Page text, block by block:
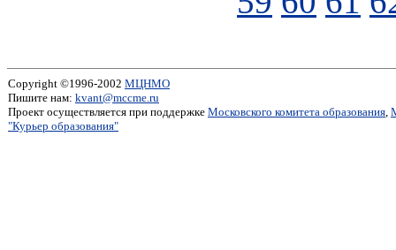
Copyright ©1996-2002 МЦНМО
Пишите нам: kvant@mccme.ru
Проект осуществляется при поддержке Московского комитета образования,
"Курьер образования"